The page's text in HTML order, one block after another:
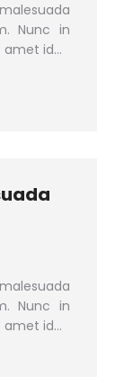
Nunc in
amet id…
Nunc in
amet id…